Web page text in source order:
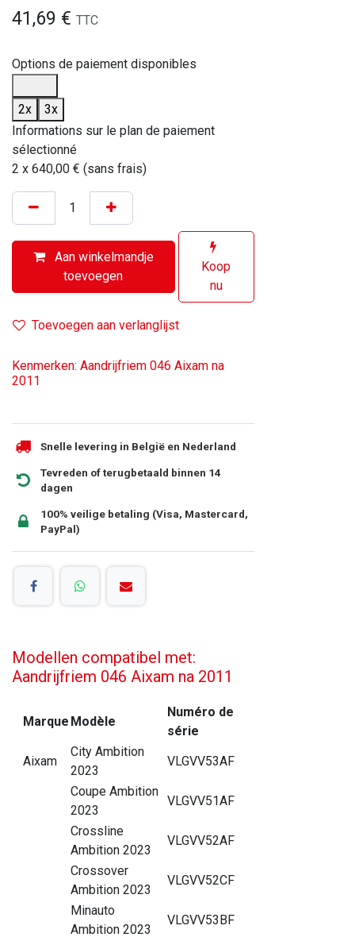
41,69 € TTC
Options de paiement disponibles
2x
3x
Informations sur le plan de paiement
sélectionné
2 x 640,00 € (sans frais)
Aan winkelmandje
toevoegen
Koop
nu
Toevoegen aan verlanglijst
Kenmerken: Aandrijfriem 046 Aixam na
2011
Snelle levering in België en Nederland
Tevreden of terugbetaald binnen 14
dagen
100% veilige betaling (Visa, Mastercard,
PayPal)
Modellen compatibel met:
Aandrijfriem 046 Aixam na 2011
Marque Modèle
Numéro de
série
Aixam
City Ambition
2023
VLGVV53AF
Coupe Ambition
2023
VLGVV51AF
Crossline
Ambition 2023
VLGVV52AF
Crossover
Ambition 2023
VLGVV52CF
Minauto
Ambition 2023
VLGVV53BF